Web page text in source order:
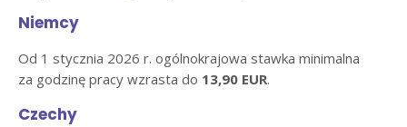
Niemcy
Od 1 stycznia 2026 r. ogólnokrajowa stawka minimalna
za godzinę pracy wzrasta do 13,90 EUR.
Czechy